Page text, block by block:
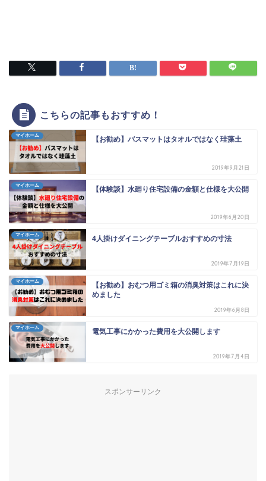
こちらの記事もおすすめ！
マイホーム 【お勧め】バスマットはタオルではなく珪藻土
2019年9月21日
マイホーム 【体験談】水廻り住宅設備の金額と仕様を大公開
2019年6月20日
マイホーム 4人掛けダイニングテーブルおすすめの寸法
2019年7月19日
マイホーム
【お勧め】おむつ用ゴミ箱の消臭対策はこれに決
めました
2019年6月8日
マイホーム 電気工事にかかった費用を大公開します
2019年7月4日
スポンサーリンク